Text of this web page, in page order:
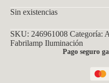
Sin existencias
SKU: 246961008 Categoría:
Fabrilamp Iluminación
Pago seguro